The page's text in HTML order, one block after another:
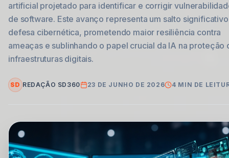
artificial projetado para identificar e corrigir
de software. Este avanço representa um salto
defesa cibernética, prometendo maior resiliência contra
ameaças e sublinhando o papel crucial da IA na proteção
infraestruturas digitais.
SD REDAÇÃO SD360 23 DE JUNHO DE 2026 4 MIN DE